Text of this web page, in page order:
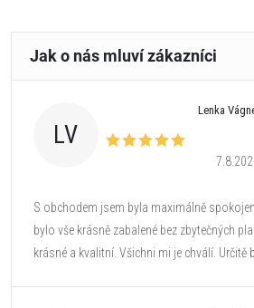
LV
Lenka
S obchodem jsem byla maximálně
bylo vše krásně zabalené bez zbytečných
krásné a kvalitní. Všichni mi je chválí. Určitě